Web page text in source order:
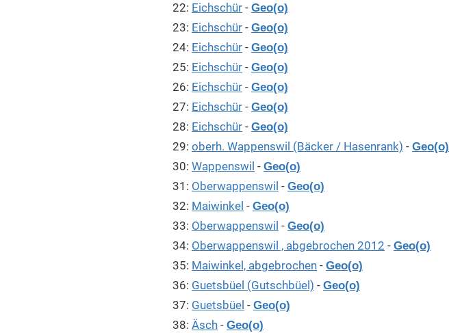
22: Eichschür - Geo(o)
23: Eichschür - Geo(o)
24: Eichschür - Geo(o)
25: Eichschür - Geo(o)
26: Eichschür - Geo(o)
27: Eichschür - Geo(o)
28: Eichschür - Geo(o)
29: oberh. Wappenswil (Bäcker / Hasenrank) - Geo(o)
30: Wappenswil - Geo(o)
31: Oberwappenswil - Geo(o)
32: Maiwinkel - Geo(o)
33: Oberwappenswil - Geo(o)
34: Oberwappenswil , abgebrochen 2012 - Geo(o)
35: Maiwinkel, abgebrochen - Geo(o)
36: Guetsbüel (Gutschbüel) - Geo(o)
37: Guetsbüel - Geo(o)
38: Äsch - Geo(o)